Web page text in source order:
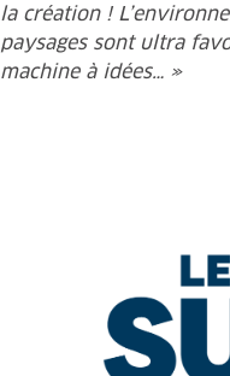
la création !
paysages sont ultra
machine à idées… »